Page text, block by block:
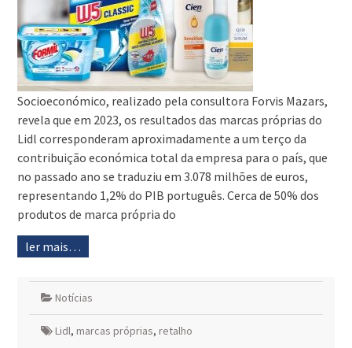
Socioeconómico, realizado pela consultora Forvis Mazars,
revela que em 2023, os resultados das marcas próprias do
Lidl corresponderam aproximadamente a um terço da
contribuição económica total da empresa para o país, que
no passado ano se traduziu em 3.078 milhões de euros,
representando 1,2% do PIB português. Cerca de 50% dos
produtos de marca própria do
ler mais…
Notícias
Lidl, marcas próprias, retalho